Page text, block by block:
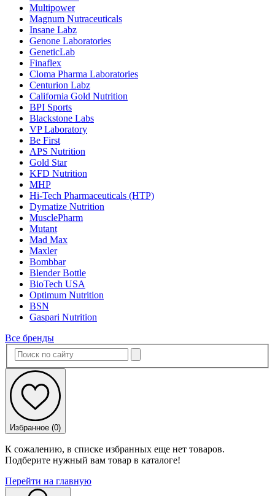
Multipower
Magnum Nutraceuticals
Insane Labz
Genone Laboratories
GeneticLab
Finaflex
Cloma Pharma Laboratories
Centurion Labz
California Gold Nutrition
BPI Sports
Blackstone Labs
VP Laboratory
Be First
APS Nutrition
Gold Star
KFD Nutrition
MHP
Hi-Tech Pharmaceuticals (HTP)
Dymatize Nutrition
MusclePharm
Mutant
Mad Max
Maxler
Bombbar
Blender Bottle
BioTech USA
Optimum Nutrition
BSN
Gaspari Nutrition
Все бренды
Избранное (0)
К сожалению, в списке избранных еще нет товаров.
Подберите нужный вам товар в каталоге!
Перейти на главную